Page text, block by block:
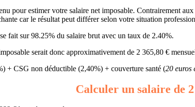
pour estimer votre salaire net imposable. Contrairement
car le résultat peut différer selon votre situation
fait sur 98.25% du salaire brut avec un taux de 2.40%.
serait donc approximativement de 2 365,80 €
+ CSG non déductible (2,40%) + couverture santé (20 euros
Calculer un salaire de